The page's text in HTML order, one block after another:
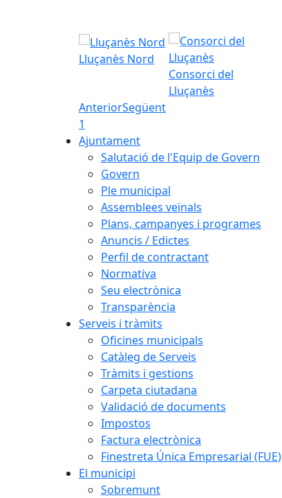
Lluçanès Nord
Consorci del
Lluçanès
AnteriorSegüent
1
Ajuntament
Salutació de l'Equip de Govern
Govern
Ple municipal
Assemblees veïnals
Plans, campanyes i programes
Anuncis / Edictes
Perfil de contractant
Normativa
Seu electrònica
Transparència
Serveis i tràmits
Oficines municipals
Catàleg de Serveis
Tràmits i gestions
Carpeta ciutadana
Validació de documents
Impostos
Factura electrònica
Finestreta Única Empresarial (FUE)
El municipi
Sobremunt